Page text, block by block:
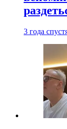
3 года